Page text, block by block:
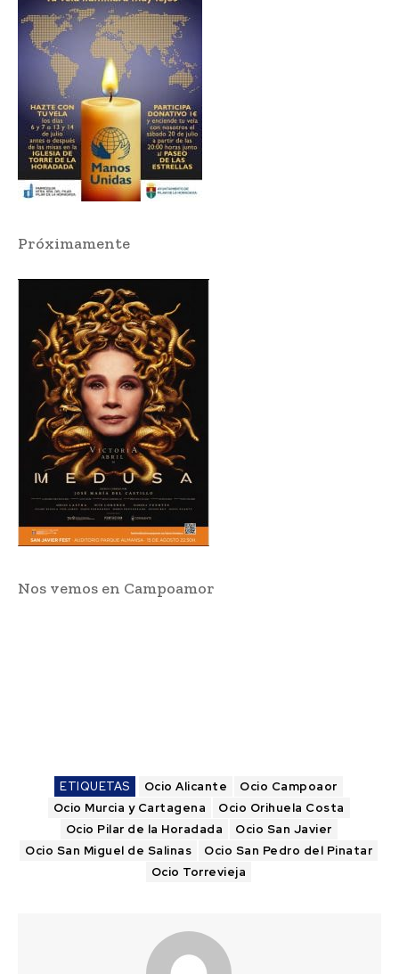
Próximamente
Nos vemos en Campoamor
ETIQUETAS Ocio Alicante
Ocio Campoaor
Ocio Murcia y Cartagena
Ocio Orihuela Costa
Ocio Pilar de la Horadada
Ocio San Javier
Ocio San Miguel de Salinas
Ocio San Pedro del Pinatar
Ocio Torrevieja